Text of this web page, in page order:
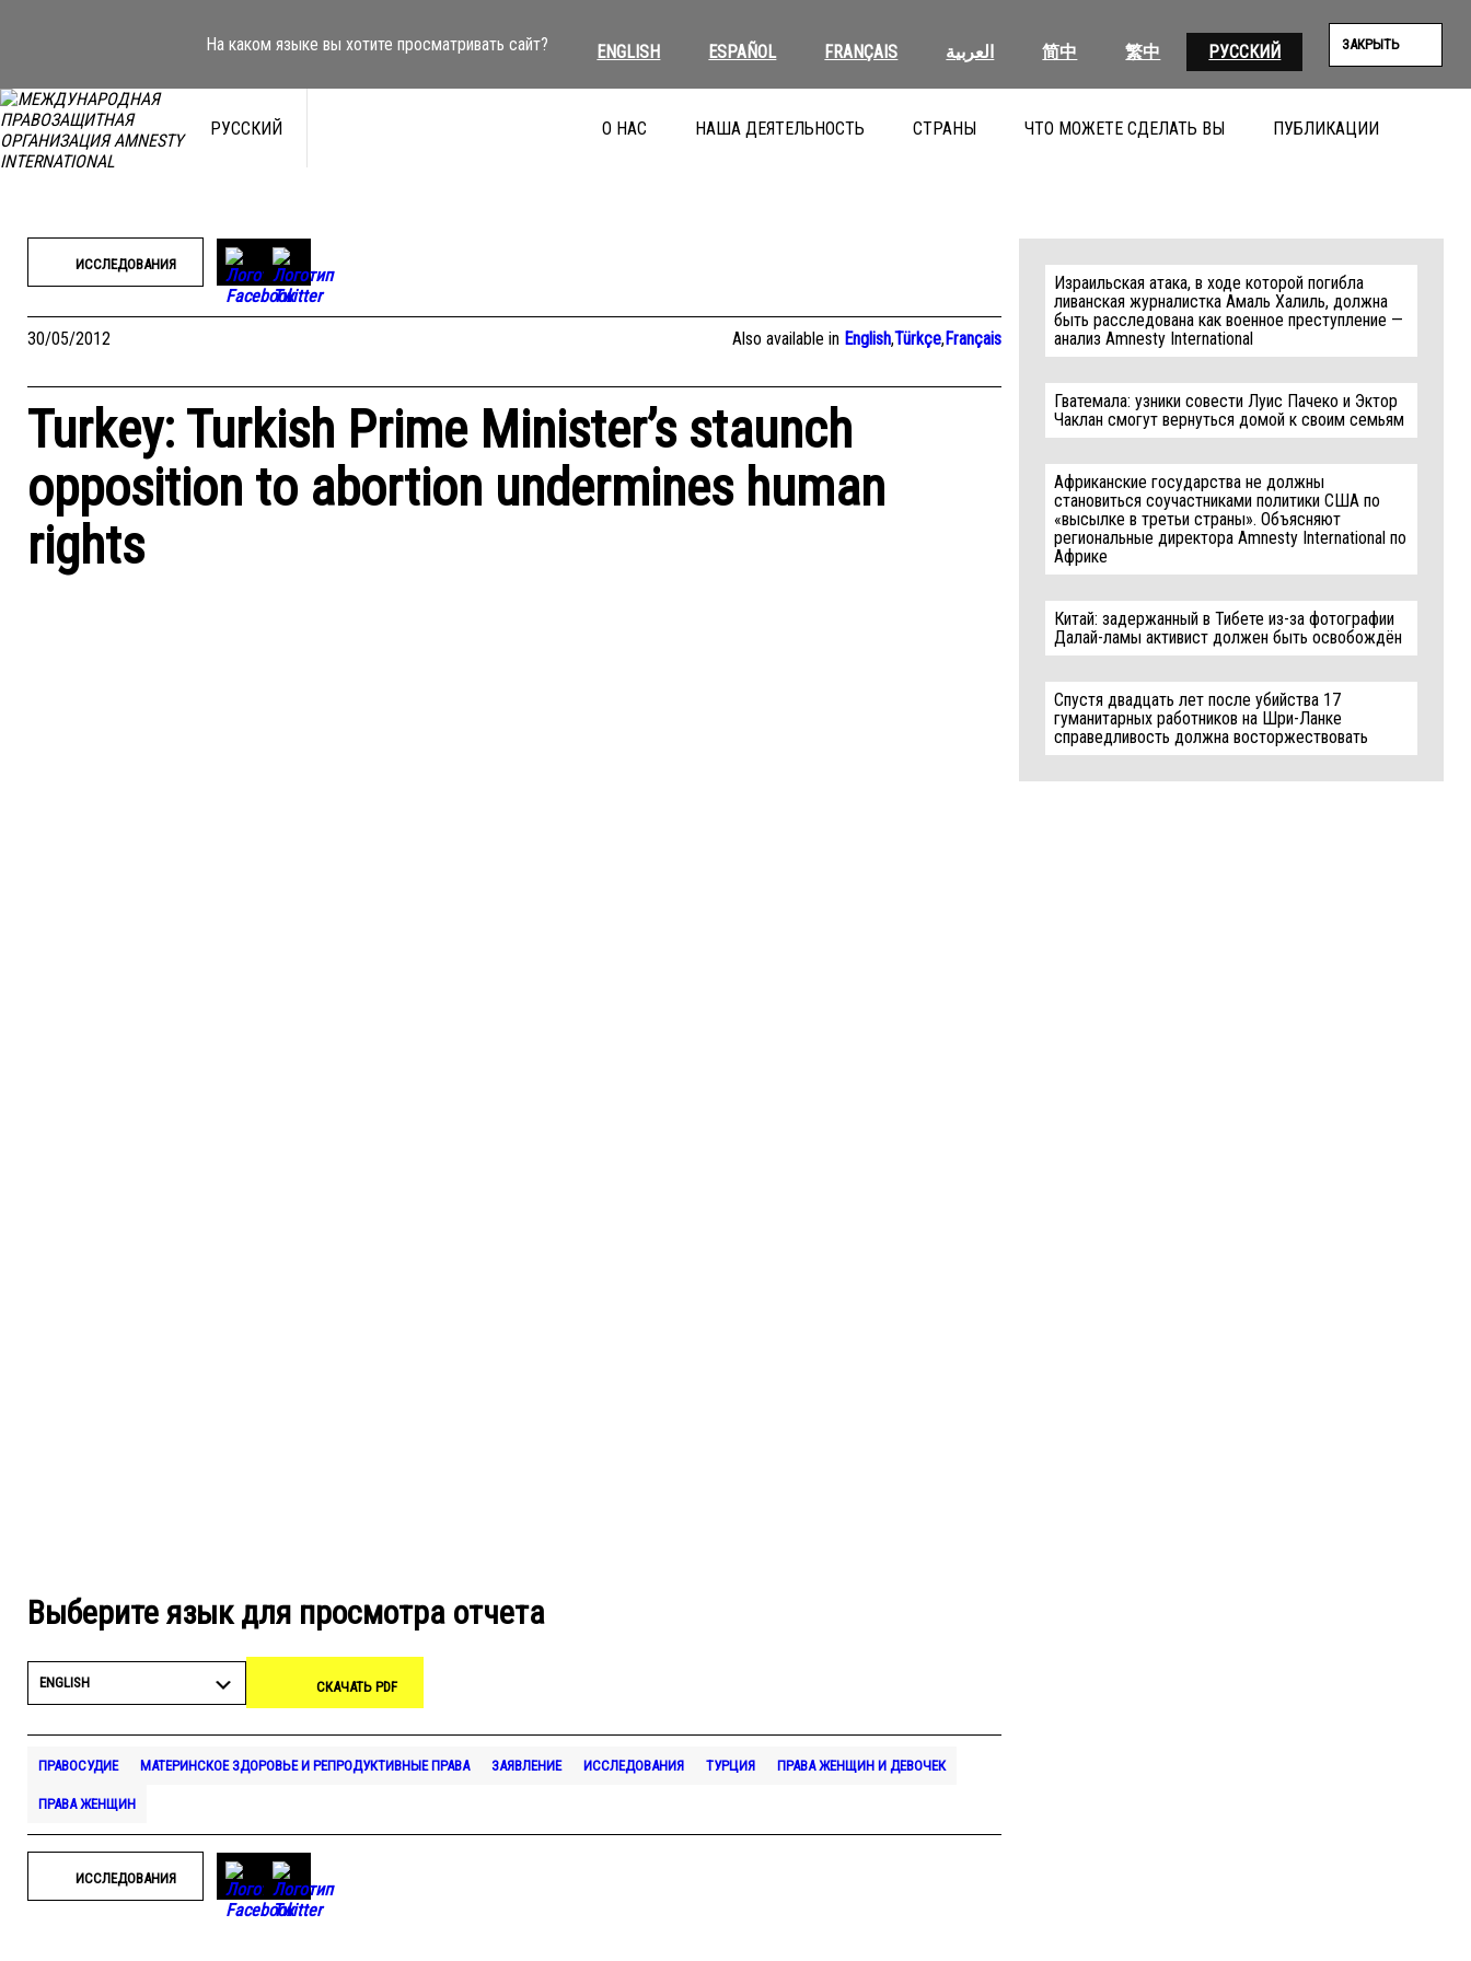
На каком языке вы хотите просматривать сайт? ENGLISH ESPAÑOL FRANÇAIS العربية 简中 繁中 РУССКИЙ ЗАКРЫТЬ
РУССКИЙ О НАС НАША ДЕЯТЕЛЬНОСТЬ СТРАНЫ ЧТО МОЖЕТЕ СДЕЛАТЬ ВЫ ПУБЛИКАЦИИ
ИССЛЕДОВАНИЯ
30/05/2012 Also available in English,Türkçe,Français
Turkey: Turkish Prime Minister’s staunch
opposition to abortion undermines human
rights
Выберите язык для просмотра отчета
ENGLISH СКАЧАТЬ PDF
ПРАВОСУДИЕ МАТЕРИНСКОЕ ЗДОРОВЬЕ И РЕПРОДУКТИВНЫЕ ПРАВА ЗАЯВЛЕНИЕ ИССЛЕДОВАНИЯ ТУРЦИЯ ПРАВА ЖЕНЩИН И ДЕВОЧЕК
ПРАВА ЖЕНЩИН
ИССЛЕДОВАНИЯ
Израильская атака, в ходе которой погибла
ливанская журналистка Амаль Халиль, должна
быть расследована как военное преступление —
анализ Amnesty International
Гватемала: узники совести Луис Пачеко и Эктор
Чаклан смогут вернуться домой к своим семьям
Африканские государства не должны
становиться соучастниками политики США по
«высылке в третьи страны». Объясняют
региональные директора Amnesty International по
Африке
Китай: задержанный в Тибете из-за фотографии
Далай-ламы активист должен быть освобождён
Спустя двадцать лет после убийства 17
гуманитарных работников на Шри-Ланке
справедливость должна восторжествовать